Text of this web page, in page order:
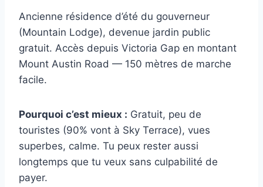
Ancienne résidence d’été du gouverneur
(Mountain Lodge), devenue jardin public
gratuit. Accès depuis Victoria Gap en montant
Mount Austin Road — 150 mètres de marche
facile.
Pourquoi c’est mieux : Gratuit, peu de
touristes (90% vont à Sky Terrace), vues
superbes, calme. Tu peux rester aussi
longtemps que tu veux sans culpabilité de
payer.